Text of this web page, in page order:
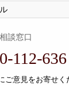
談窓口
112-636
ご意見をお寄せく